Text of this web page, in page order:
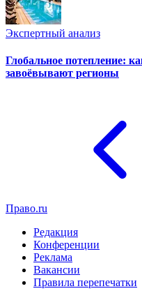
Экспертный анализ
Глобальное потепление:
завоёвывают регионы
Право.ru
Редакция
Конференции
Реклама
Вакансии
Правила перепечатки